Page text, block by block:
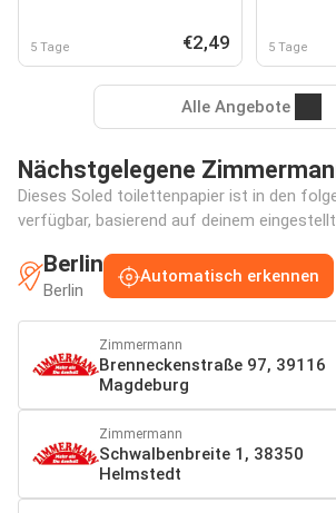
5 Tage €2,49 5 Tage
Alle Angebote
Nächstgelegene
Dieses Soled toilettenpapier ist in den
verfügbar, basierend auf deinem
Berlin
Berlin
Automatisch erkennen
Zimmermann
Brenneckenstraße 97, 39116
Magdeburg
Zimmermann
Schwalbenbreite 1, 38350
Helmstedt